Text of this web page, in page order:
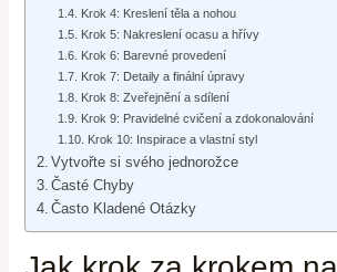
Krok 4: Kreslení těla a nohou
Krok 5: Nakreslení ocasu a hřívy
Krok 6: Barevné provedení
Krok 7: Detaily a finální úpravy
Krok 8: Zveřejnění a sdílení
Krok 9: Pravidelné cvičení a zdokonalování
Krok 10: Inspirace a vlastní styl
Vytvořte si svého jednorožce
Časté Chyby
Často Kladené Otázky